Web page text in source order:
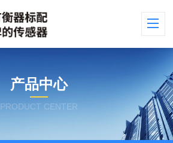
产品中心
PRODUCT CENTER